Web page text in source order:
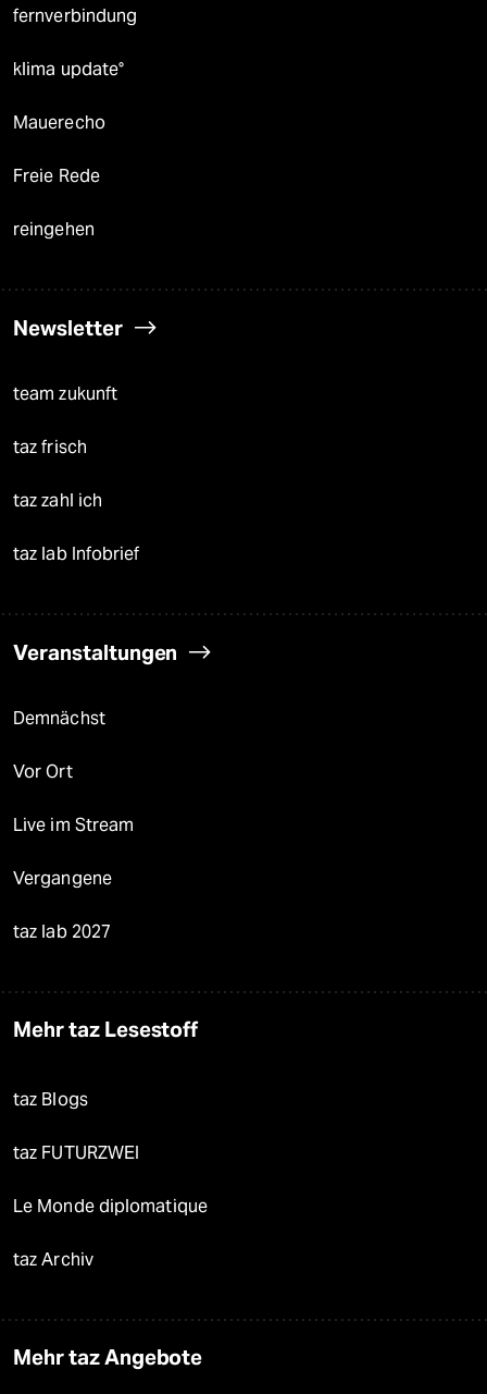
fernverbindung
klima update°
Mauerecho
Freie Rede
reingehen
Newsletter
team zukunft
taz frisch
taz zahl ich
taz lab Infobrief
Veranstaltungen
Demnächst
Vor Ort
Live im Stream
Vergangene
taz lab 2027
Mehr taz Lesestoff
taz Blogs
taz FUTURZWEI
Le Monde diplomatique
taz Archiv
Mehr taz Angebote